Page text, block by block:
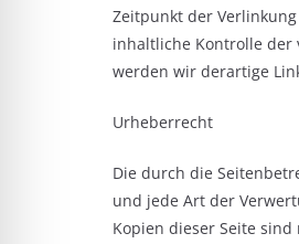
Zeitpunkt der
inhaltliche Kontrolle der
werden wir derartige
Urheberrecht
Die durch die
und jede Art der
Kopien dieser Seite